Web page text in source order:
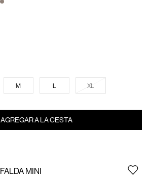
M L XL
AGREGAR A LA CESTA
FALDA MINI